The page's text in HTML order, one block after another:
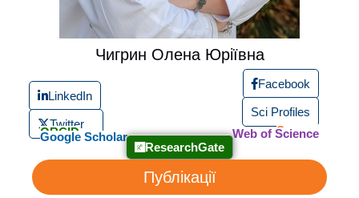
Чигрин Олена Юріївна
Facebook
LinkedIn
Sci Profiles
Twitter
Scopus
ORCID Web of Science
Google Scholar
ResearchGate
Публікації